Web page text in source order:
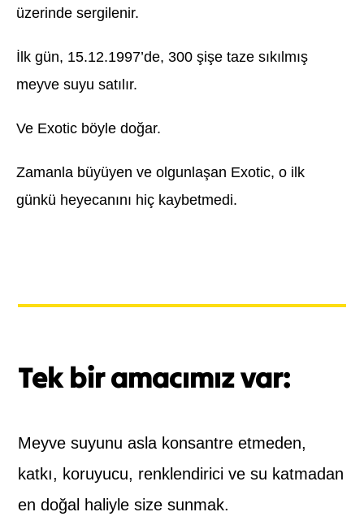
üzerinde sergilenir.
İlk gün, 15.12.1997’de, 300 şişe taze sıkılmış
meyve suyu satılır.
Ve Exotic böyle doğar.
Zamanla büyüyen ve olgunlaşan Exotic, o ilk
günkü heyecanını hiç kaybetmedi.
Tek bir amacımız var:
Meyve suyunu asla konsantre etmeden,
katkı, koruyucu, renklendirici ve su katmadan
en doğal haliyle size sunmak.